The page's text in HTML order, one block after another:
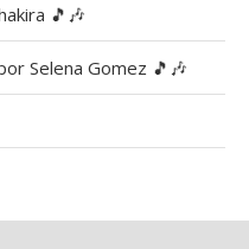
🎵🎶
Selena Gomez 🎵🎶